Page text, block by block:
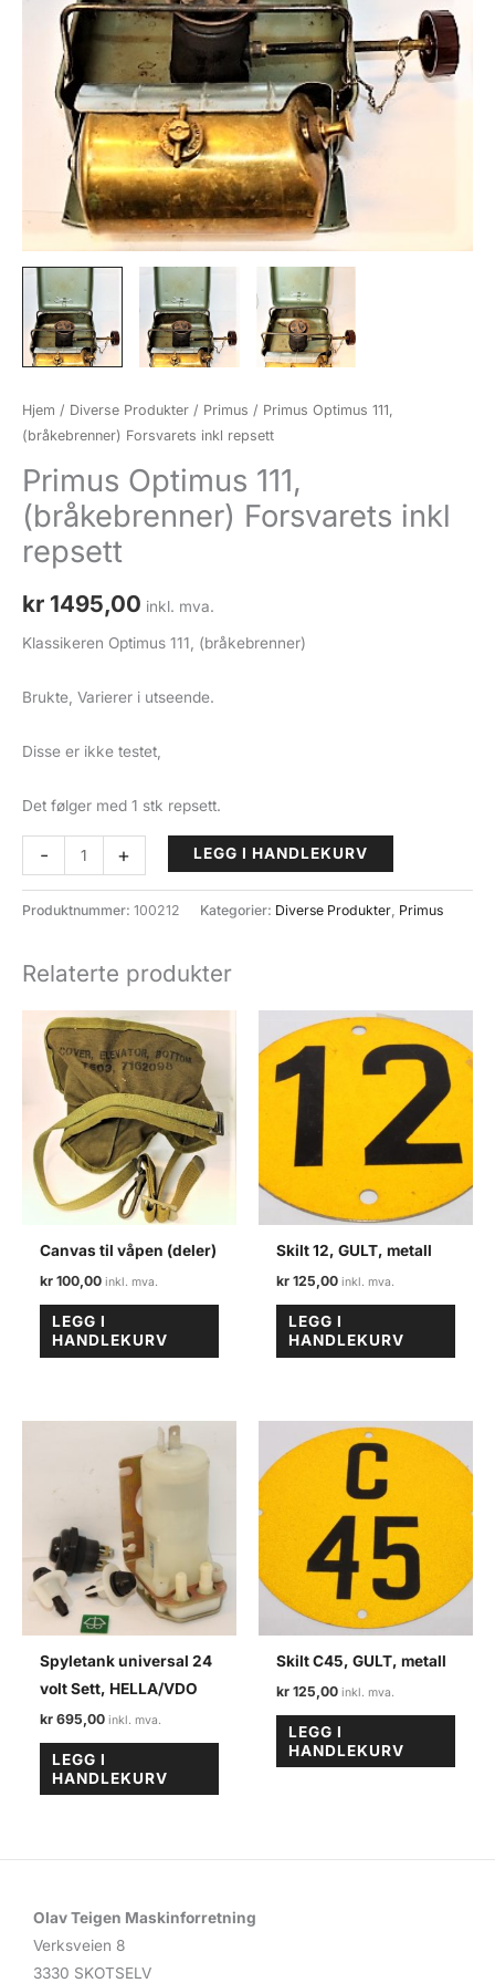
Hjem / Diverse Produkter / Primus / Primus Optimus 111,
(bråkebrenner) Forsvarets inkl repsett
Primus Optimus 111,
(bråkebrenner) Forsvarets inkl
repsett
kr 1495,00 inkl. mva.
Klassikeren Optimus 111, (bråkebrenner)
Brukte, Varierer i utseende.
Disse er ikke testet,
Det følger med 1 stk repsett.
-
Optimus
111,
inkl
repsett
antall
+ LEGG I HANDLEKURV
Produktnummer: 100212 Kategorier: Diverse Produkter Primus
Relaterte produkter
Canvas til våpen (deler)
kr 100,00
LEGG I
HANDLEKURV
Skilt 12, GULT, metall
kr 125,00
LEGG I
HANDLEKURV
Spyletank universal 24
volt Sett, HELLA/VDO
kr 695,00
LEGG I
HANDLEKURV
Skilt C45, GULT, metall
kr 125,00
LEGG I
HANDLEKURV
Olav Teigen Maskinforretning
Verksveien 8
3330 SKOTSELV